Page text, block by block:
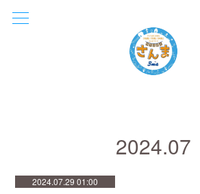
2024.07
2024.07.29 01:00